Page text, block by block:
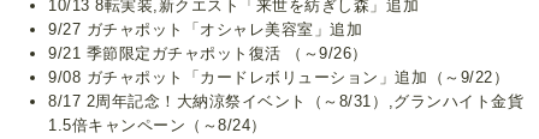
10/13 8転実装,新クエスト「来世を紡ぎし森」追加
9/27 ガチャポット「オシャレ美容室」追加
9/21 季節限定ガチャポット復活 （～9/26）
9/08 ガチャポット「カードレボリューション」追加（～9/22）
8/17 2周年記念！大納涼祭イベント（～8/31）,グランハイト金貨
1.5倍キャンペーン（～8/24）